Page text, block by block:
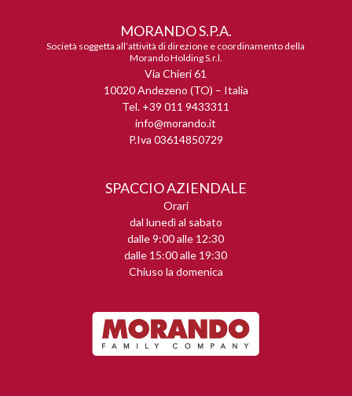
MORANDO S.P.A.
Società soggetta all’attività di direzione e coordinamento della
Morando Holding S.r.l.
Via Chieri 61
10020 Andezeno (TO) – Italia
Tel. +39 011 9433311
info@morando.it
P.Iva 03614850729
SPACCIO AZIENDALE
Orari
dal lunedì al sabato
dalle 9:00 alle 12:30
dalle 15:00 alle 19:30
Chiuso la domenica